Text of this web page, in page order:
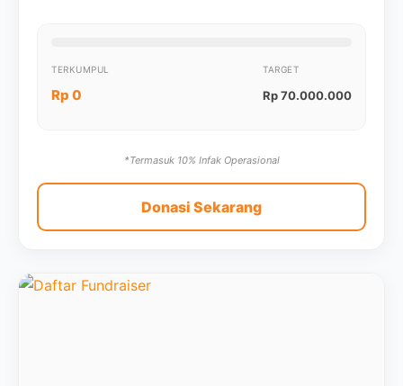
TERKUMPUL
Rp 0
TARGET
Rp 70.000.000
*Termasuk 10% Infak Operasional
Donasi Sekarang